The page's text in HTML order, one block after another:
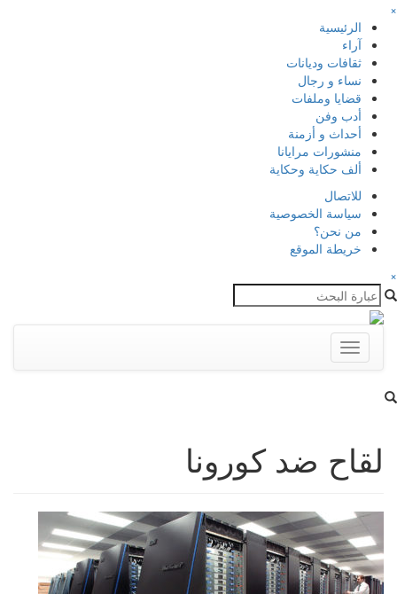
×
الرئيسية
آراء
ثقافات وديانات
نساء و رجال
قضايا وملفات
أدب وفن
أحداث و أزمنة
منشورات مرايانا
ألف حكاية وحكاية
للاتصال
سياسة الخصوصية
من نحن؟
خريطة الموقع
×
Toggle
navigation
لقاح ضد كورونا